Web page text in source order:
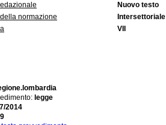
Nuovo testo
normazione
Intersettoriale
VII
legge
2014